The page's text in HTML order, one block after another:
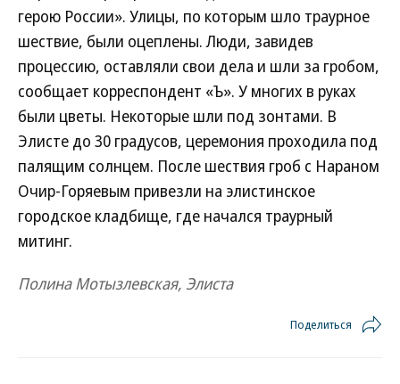
герою России». Улицы, по которым шло траурное
шествие, были оцеплены. Люди, завидев
процессию, оставляли свои дела и шли за гробом,
сообщает корреспондент «Ъ». У многих в руках
были цветы. Некоторые шли под зонтами. В
Элисте до 30 градусов, церемония проходила под
палящим солнцем. После шествия гроб с Нараном
Очир-Горяевым привезли на элистинское
городское кладбище, где начался траурный
митинг.
Полина Мотызлевская, Элиста
Поделиться